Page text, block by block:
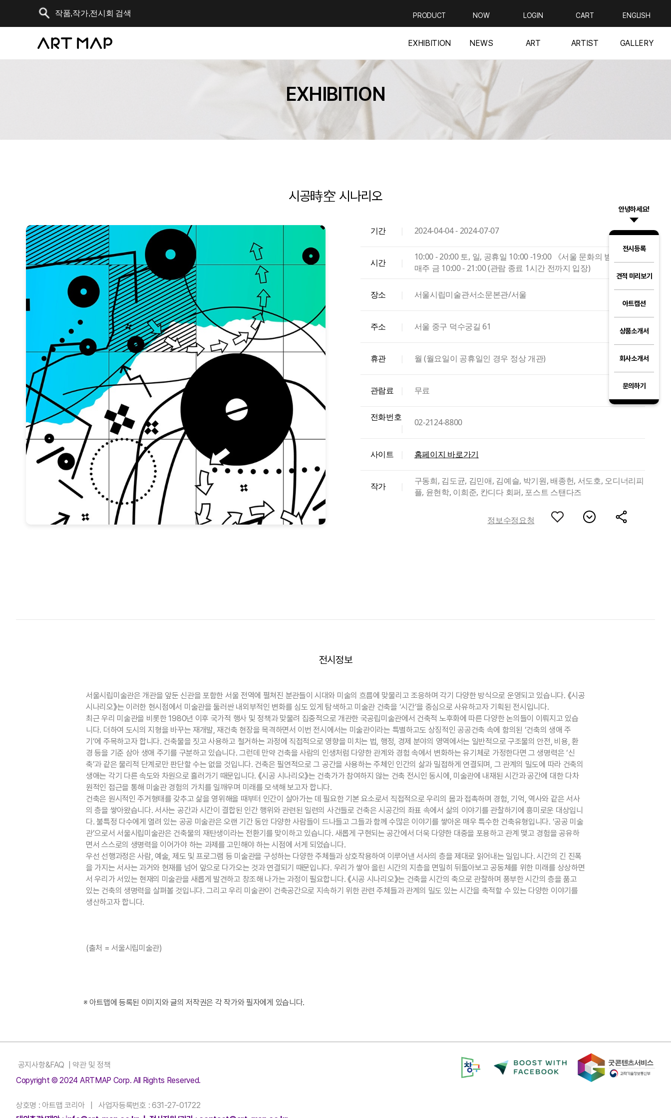
PRODUCT NOW LOGIN CART ENGLISH
EXHIBITION NEWS ART ARTIST GALLERY
안녕하세요!
전시등록
견적 미리보기
아트캡션
상품소개서
회사소개서
문의하기
EXHIBITION
시공時空 시나리오
기간 | 2024-04-04 - 2024-07-07
시간 |
10:00 - 20:00 토, 일, 공휴일 10:00 -19:00 《서울 문화의 밤》운영
매주 금 10:00 - 21:00 (관람 종료 1시간 전까지 입장)
장소 | 서울시립미술관서소문본관/서울
주소 | 서울 중구 덕수궁길 61
휴관 | 월 (월요일이 공휴일인 경우 정상 개관)
관람료 | 무료
전화번호
|
02-2124-8800
사이트 | 홈페이지 바로가기
작가 |
구동희, 김도균, 김민애, 김예슬, 박기원, 배종헌, 서도호, 오디너리피
플, 윤현학, 이희준, 칸디다 회퍼, 포스트 스탠다즈
정보수정요청
전시정보
서울시립미술관은 개관을 앞둔 신관을 포함한 서울 전역에 펼쳐진 분관들이 시대와 미술의 흐름에 맞물리고 조응하며 각기 다양한 방식으로 운영되고 있습니다. 《시공
시나리오》는 이러한 현시점에서 미술관을 둘러싼 내외부적인 변화를 심도 있게 탐색하고 미술관 건축을 ‘시간’을 중심으로 사유하고자 기획된 전시입니다.
최근 우리 미술관을 비롯한 1980년 이후 국가적 행사 및 정책과 맞물려 집중적으로 개관한 국공립미술관에서 건축적 노후화에 따른 다양한 논의들이 이뤄지고 있습
니다. 더하여 도시의 지형을 바꾸는 재개발, 재건축 현장을 목격하면서 이번 전시에서는 미술관이라는 특별하고도 상징적인 공공건축 속에 함의된 ‘건축의 생애 주
기’에 주목하고자 합니다. 건축물을 짓고 사용하고 철거하는 과정에 직접적으로 영향을 미치는 법, 행정, 경제 분야의 영역에서는 일반적으로 구조물의 안전, 비용, 환
경 등을 기준 삼아 생애 주기를 구분하고 있습니다. 그런데 만약 건축을 사람의 인생처럼 다양한 관계와 경험 속에서 변화하는 유기체로 가정한다면 그 생명력은 ‘신
축’과 같은 물리적 단계로만 판단할 수는 없을 것입니다. 건축은 필연적으로 그 공간을 사용하는 주체인 인간의 삶과 밀접하게 연결되며, 그 관계의 밀도에 따라 건축의
생애는 각기 다른 속도와 차원으로 흘러가기 때문입니다. 《시공 시나리오》는 건축가가 참여하지 않는 건축 전시인 동시에, 미술관에 내재된 시간과 공간에 대한 다차
원적인 접근을 통해 미술관 경험의 가치를 일깨우며 미래를 모색해 보고자 합니다.
건축은 원시적인 주거형태를 갖추고 삶을 영위해올 때부터 인간이 살아가는 데 필요한 기본 요소로서 직접적으로 우리의 몸과 접촉하며 경험, 기억, 역사와 같은 서사
의 층을 쌓아왔습니다. 서사는 공간과 시간이 결합된 인간 행위와 관련된 일련의 사건들로 건축은 시공간의 좌표 속에서 삶의 이야기를 관찰하기에 흥미로운 대상입니
다. 불특정 다수에게 열려 있는 공공 미술관은 오랜 기간 동안 다양한 사람들이 드나들고 그들과 함께 수많은 이야기를 쌓아온 매우 특수한 건축유형입니다. ‘공공 미술
관’으로서 서울시립미술관은 건축물의 재탄생이라는 전환기를 맞이하고 있습니다. 새롭게 구현되는 공간에서 더욱 다양한 대중을 포용하고 관계 맺고 경험을 공유하
면서 스스로의 생명력을 이어가야 하는 과제를 고민해야 하는 시점에 서게 되었습니다.
우선 선행과정은 사람, 예술, 제도 및 프로그램 등 미술관을 구성하는 다양한 주체들과 상호작용하여 이루어낸 서사의 층을 제대로 읽어내는 일입니다. 시간의 긴 진폭
을 가지는 서사는 과거와 현재를 넘어 앞으로 다가오는 것과 연결되기 때문입니다. 우리가 쌓아 올린 시간의 지층을 면밀히 뒤돌아보고 공동체를 위한 미래를 상상하면
서 우리가 서있는 현재의 미술관을 새롭게 발견하고 창조해 나가는 과정이 필요합니다. 《시공 시나리오》는 건축을 시간의 축으로 관찰하며 풍부한 시간의 층을 품고
있는 건축의 생명력을 살펴볼 것입니다. 그리고 우리 미술관이 건축공간으로 지속하기 위한 관련 주체들과 관계의 밀도 있는 시간을 축적할 수 있는 다양한 이야기를
생산하고자 합니다.
(출처 = 서울시립미술관)
※ 아트맵에 등록된 이미지와 글의 저작권은 각 작가와 필자에게 있습니다.
공지사항&FAQ
약관 및 정책
Copyright © 2024 ARTMAP Corp. All Rights Reserved.
상호명 : 아트맵 코리아 | 사업자등록번호 : 631-27-01722